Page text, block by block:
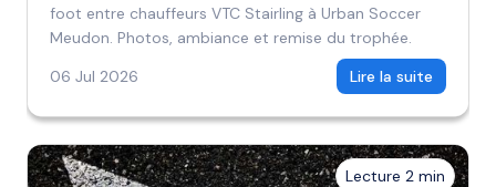
foot entre chauffeurs VTC Stairling à Urban Soccer
Meudon. Photos, ambiance et remise du trophée.
06 Jul 2026
Lire la suite
Lecture 2 min